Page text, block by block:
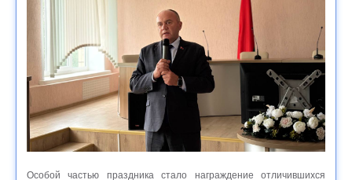
Особой частью праздника стало награждение отличившихся